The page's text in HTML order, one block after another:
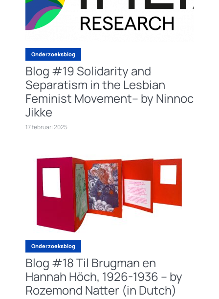
Onderzoeksblog
Blog #19 Solidarity and
Separatism in the Lesbian
Feminist Movement– by Ninnoc
Jikke
17 februari 2025
Onderzoeksblog
Blog #18 Til Brugman en
Hannah Höch, 1926-1936 – by
Rozemond Natter (in Dutch)